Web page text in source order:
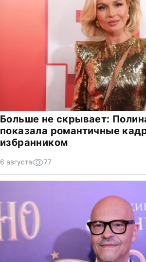
Больше не скрывает:
показала романтичные
избранником
6 августа 77